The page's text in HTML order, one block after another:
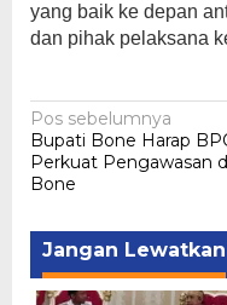
yang baik ke depan
dan pihak pelaksana
Navigasi
pos
Pos sebelumnya
Bupati Bone Harap
Perkuat Pengawasan
Bone
Jangan Lewatkan